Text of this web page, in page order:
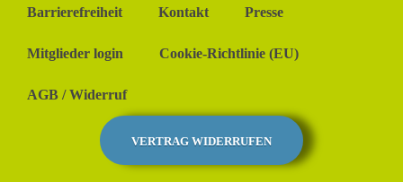
Barrierefreiheit Kontakt Presse
Mitglieder login Cookie-Richtlinie (EU)
AGB / Widerruf
VERTRAG WIDERRUFEN